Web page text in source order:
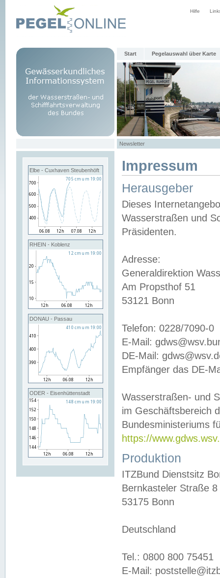
Hilfe
Start Pegelauswahl über Karte
Newsletter
Elbe - Cuxhaven Steubenhöft
RHEIN - Koblenz
DONAU - Passau
ODER - Eisenhüttenstadt
Impressum
Herausgeber
Dieses
Wasserstraßen und
Präsidenten.
Adresse:
Generaldirektion
Am Propsthof 51
53121 Bonn
Telefon: 0228/7090-0
E-Mail:
DE-Mail:
Empfänger das DE-
Wasserstraßen- und
im Geschäftsbereich
Bundesministeriums
https://
Produktion
ITZBund Dienstsitz
Bernkasteler Straße 8
53175 Bonn
Deutschland
Tel.: 0800 800 75451
E-Mail: